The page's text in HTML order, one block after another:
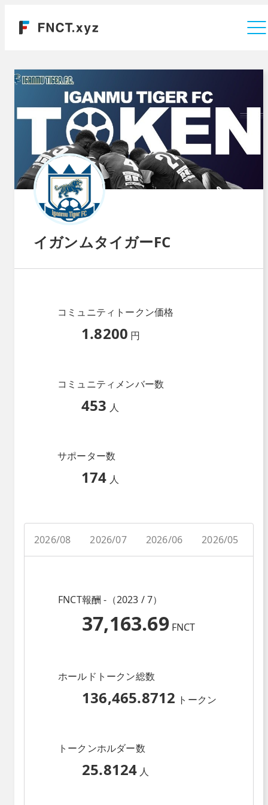
イガンムタイガーFC
コミュニティトークン価格
1.8200 円
コミュニティメンバー数
453 人
サポーター数
174 人
2026/08 2026/07 2026/06 2026/05
FNCT報酬 -（2023 / 7）
37,163.69 FNCT
ホールドトークン総数
136,465.8712 トークン
トークンホルダー数
25.8124 人